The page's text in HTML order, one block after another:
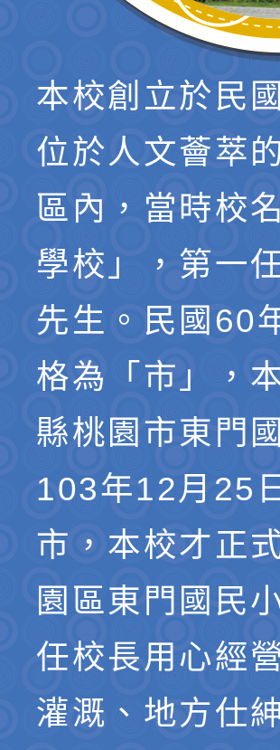
本校創立於民
位於人文薈萃
區內，當時校
學校」，第一
先生。民國60
格為「市」，
縣桃園市東門
103年12月25
市，本校才正
園區東門國民
任校長用心經
灌溉、地方仕